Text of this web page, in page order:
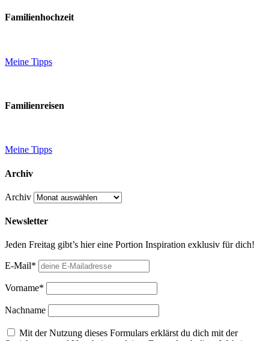
Familienhochzeit
Meine Tipps
Familienreisen
Meine Tipps
Archiv
Archiv
Newsletter
Jeden Freitag gibt’s hier eine Portion Inspiration exklusiv für dich!
E-Mail*
Vorname*
Nachname
Mit der Nutzung dieses Formulars erklärst du dich mit der